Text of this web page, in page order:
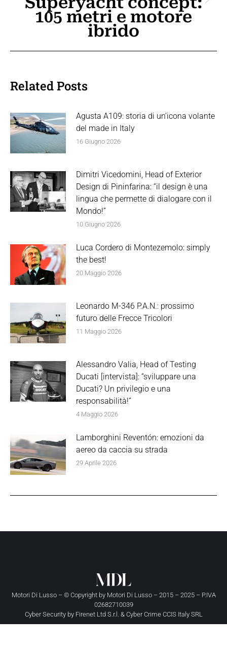
post:
105 metri e motore
ibrido
Related Posts
Agusta A109: storia di un’icona volante
del made in Italy
16 Giugno 2026
Dimitri Vicedomini, Head of Exterior
Design di Pininfarina: “il design è una
lingua che permette di dialogare con il
Mondo!”
10 Giugno 2026
Luca Cordero di Montezemolo: simply
the best!
20 Maggio 2026
Leonardo M-346 P.A.N.: prossimo
futuro delle Frecce Tricolori
11 Maggio 2026
Alessandro Valia, Head of Testing
Ducati [intervista]: “sviluppare una
Ducati? Un privilegio e una
responsabilità!”
4 Maggio 2026
Lamborghini Reventón: emozioni da
aereo da caccia su strada
29 Aprile 2026
Motori Di Lusso – © Copyright by Motori Di Lusso– 2015 – 2025 – P.IVA
02682710039
Cyber Security by Firenet Ltd S.r.l. & Cyber Crime CCIS Italy SRL